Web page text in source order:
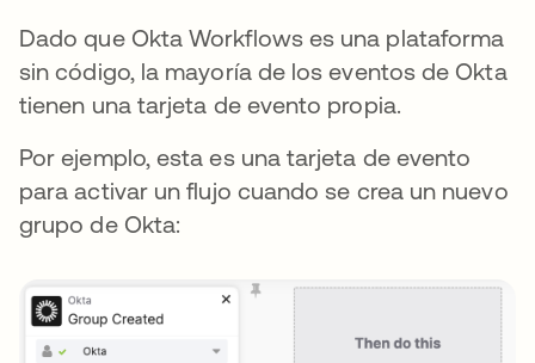
Dado que Okta Workflows es una plataforma
sin código, la mayoría de los eventos de Okta
tienen una tarjeta de evento propia.
Por ejemplo, esta es una tarjeta de evento
para activar un flujo cuando se crea un nuevo
grupo de Okta: